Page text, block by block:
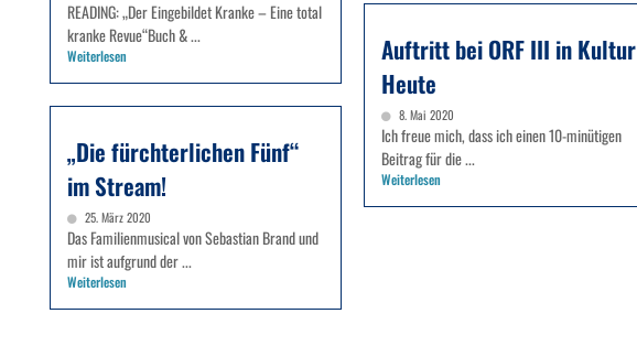
READING: „Der Eingebildet Kranke – Eine total
kranke Revue“Buch & ...
Weiterlesen
Auftritt bei ORF III in Kultur
Heute
8. Mai 2020
Ich freue mich, dass ich einen 10-minütigen
Beitrag für die ...
Weiterlesen
„Die fürchterlichen Fünf“
im Stream!
25. März 2020
Das Familienmusical von Sebastian Brand und
mir ist aufgrund der ...
Weiterlesen